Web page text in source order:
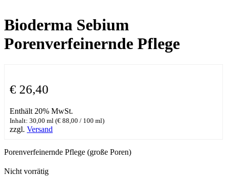
Bioderma Sebium
Porenverfeinernde Pflege
€ 26,40
Enthält 20% MwSt.
Inhalt: 30,00 ml (€ 88,00 / 100 ml)
zzgl. Versand
Porenverfeinernde Pflege (große Poren)
Nicht vorrätig